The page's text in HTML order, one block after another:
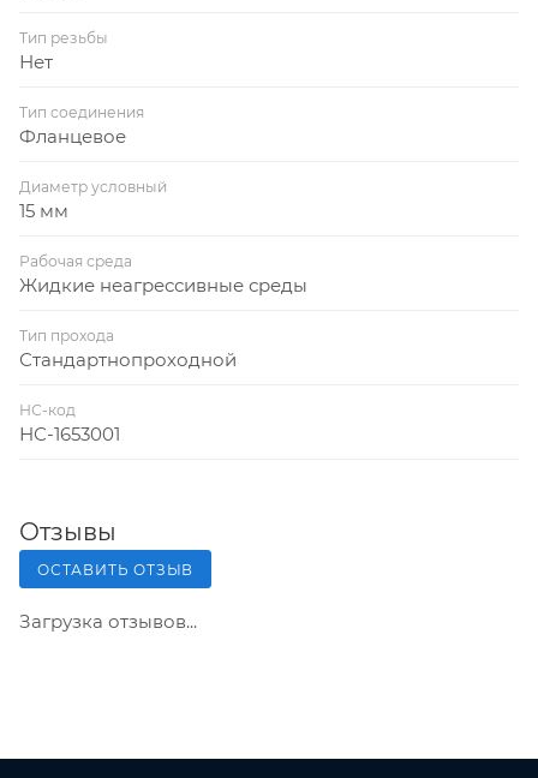
Тип резьбы
Нет
Тип соединения
Фланцевое
Диаметр условный
15 мм
Рабочая среда
Жидкие неагрессивные среды
Тип прохода
Стандартнопроходной
НС-код
НС-1653001
Отзывы
ОСТАВИТЬ ОТЗЫВ
Загрузка отзывов...